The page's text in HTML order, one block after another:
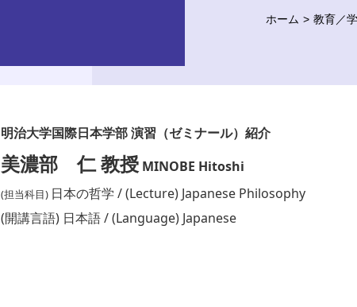
ホーム 教育／
明治大学国際日本学部 演習（ゼミナール）紹介
美濃部 仁 教授 MINOBE Hitoshi
(担当科目) 日本の哲学 / (Lecture) Japanese Philosophy
(開講言語) 日本語 / (Language) Japanese